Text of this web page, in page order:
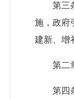
第三条
施，政府
建新、增
第二章
第四条